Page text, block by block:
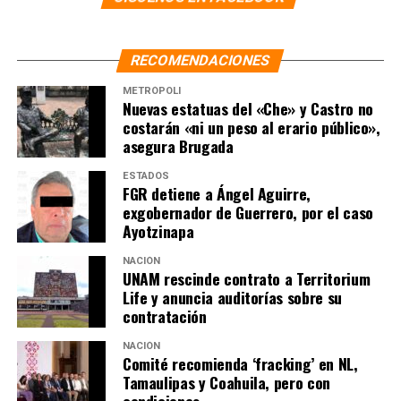
SSPC
NO TE PIERDAS
Critica AMLO silencio de organizaciones internacionales
ante la situación en Perú
RECOMENDACIONES
METRÓPOLI
Nuevas estatuas del «Che» y Castro no
costarán «ni un peso al erario público»,
asegura Brugada
ESTADOS
FGR detiene a Ángel Aguirre,
exgobernador de Guerrero, por el caso
Ayotzinapa
NACIÓN
UNAM rescinde contrato a Territorium
Life y anuncia auditorías sobre su
contratación
NACIÓN
Comité recomienda ‘fracking’ en NL,
Tamaulipas y Coahuila, pero con